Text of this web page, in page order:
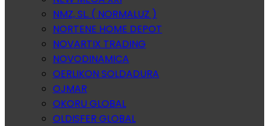
NMZ, SL. ( NORMALUZ )
NORTENE HOME DEPOT
NOVARTIX TRADING
NOVODINAMICA
OERLIKON SOLDADURA
OJMAR
OKORU GLOBAL
OLDISFER GLOBAL